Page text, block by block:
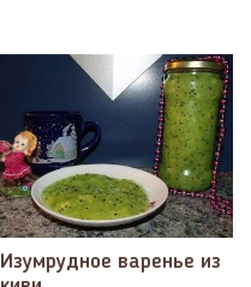
Изумрудное варенье из